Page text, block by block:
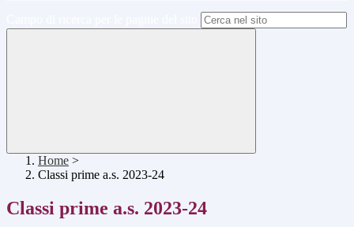
Home >
Classi prime a.s. 2023-24
Classi prime a.s. 2023-24